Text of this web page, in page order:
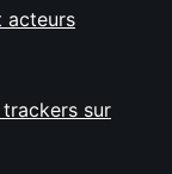
acteurs
sur